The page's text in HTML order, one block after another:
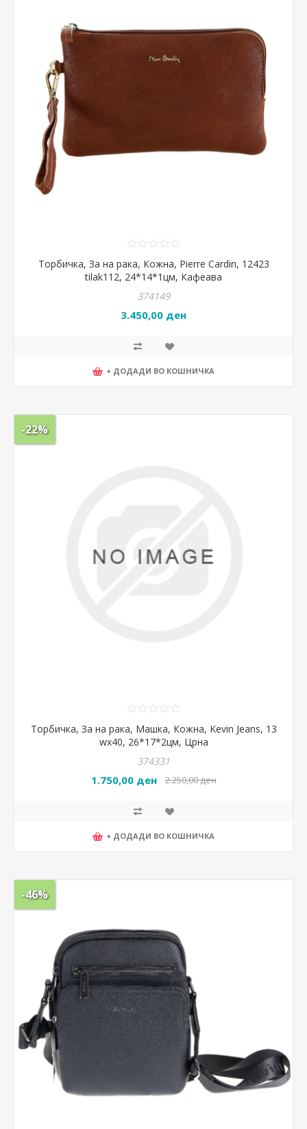
Торбичка, За на рака, Кожна, Pierre Cardin, 12423
tilak112, 24*14*1цм, Кафеава
374149
3.450,00 ден
+ ДОДАДИ ВО КОШНИЧКА
-22%
Торбичка, За на рака, Машка, Кожна, Kevin Jeans, 13
wx40, 26*17*2цм, Црна
374331
1.750,00 ден 2.250,00 ден
+ ДОДАДИ ВО КОШНИЧКА
-46%